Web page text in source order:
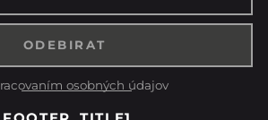
osobných údajov